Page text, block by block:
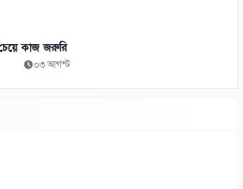
সুর নরম রিয়ালের, আর্সেনালের নতুন প্রস্তাব
কাজ জরুরি
০৩ আগস্ট